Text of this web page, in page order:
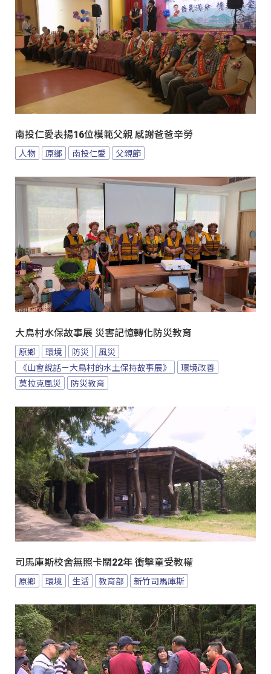
南投仁愛表揚16位模範父親 感謝爸爸辛勞
人物 原鄉 南投仁愛 父親節
大鳥村水保故事展 災害記憶轉化防災教育
原鄉 環境 防災
風災
《山會說話－大鳥村的水土保持故事展》
環境改善
莫拉克風災
防災教育
司馬庫斯校舍無照卡關22年 衝擊童受教權
原鄉 環境 生活 教育部 新竹司馬庫斯